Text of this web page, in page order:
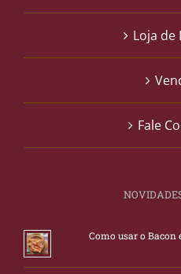
Loja de
Fale
Como usar o Bacon